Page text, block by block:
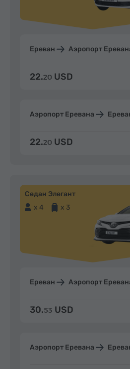
Ереван Аэропорт
22.20 USD
Аэропорт Еревана
22.20 USD
Седан Элегант
x 4
x 3
Ереван Аэропорт
30.53 USD
Аэропорт Еревана